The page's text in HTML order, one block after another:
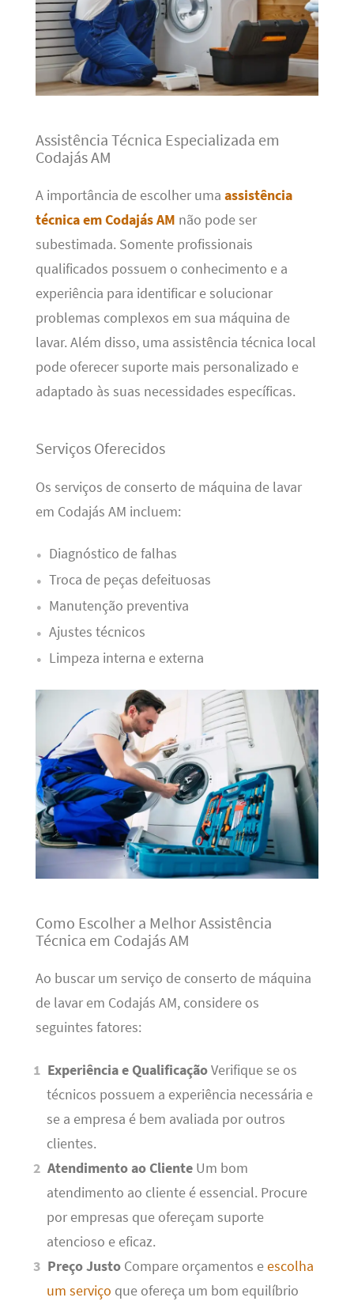
Assistência Técnica Especializada em
Codajás AM
A importância de escolher uma assistência
técnica em Codajás AM não pode ser
subestimada. Somente profissionais
qualificados possuem o conhecimento e a
experiência para identificar e solucionar
problemas complexos em sua máquina de
lavar. Além disso, uma assistência técnica local
pode oferecer suporte mais personalizado e
adaptado às suas necessidades específicas.
Serviços Oferecidos
Os serviços de conserto de máquina de lavar
em Codajás AM incluem:
Diagnóstico de falhas
Troca de peças defeituosas
Manutenção preventiva
Ajustes técnicos
Limpeza interna e externa
Como Escolher a Melhor Assistência
Técnica em Codajás AM
Ao buscar um serviço de conserto de máquina
de lavar em Codajás AM, considere os
seguintes fatores:
Experiência e QualificaçãoVerifique se os
técnicos possuem a experiência necessária e
se a empresa é bem avaliada por outros
clientes.
Atendimento ao Cliente Um bom
atendimento ao cliente é essencial. Procure
por empresas que ofereçam suporte
atencioso e eficaz.
Preço Justo Compare orçamentos eescolha
um serviço que ofereça um bom equilíbrio